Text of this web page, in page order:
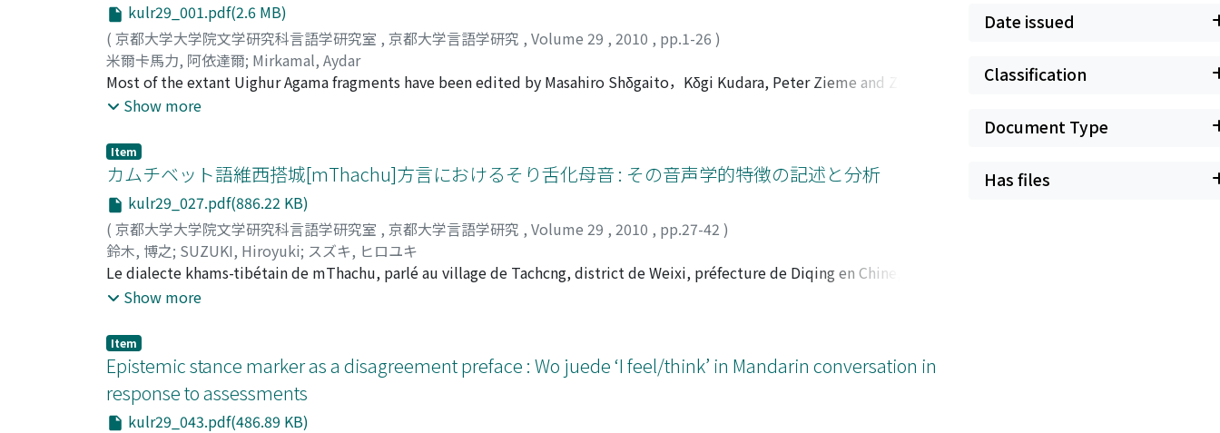
kulr29_001.pdf(2.6 MB)
( 京都大学大学院文学研究科言語学研究室 , 京都大学言語学研究 , Volume 29 , 2010 , pp.1-26 )
米爾卡馬力, 阿依達爾; Mirkamal, Aydar
Most of the extant Uighur Agama fragments have been edited by Masahiro Shδgaito，Kδgi Kudara, Peter Zieme and Zhang
Tieshan beginning from the 1980s. By my count, the number of published Uighur Agama texts is over 70 and the longest
texts, but in an abbreviated manner. And a11 of them show a certain amount of interlinear glossing with Chinese characters.
Recently 1 found an Uighur Agama text housed at the East Asian Lìbrary and the Gest Col1ecton, Princeton University,
coded as Peald 6b Recto. We identified that text as belonging to the 2300 chapter of Madhyama Agama. The orthographical
features and one of the Chinese characters used date the manuscript to the Yuan Mongol period. Thus, it possibly stems
from the Northem Grottoes of Mogao Caves σka Dunhuang Caves and may have been found by the popular painter Zhang
Daqian, who presented it as a gift to James and Lucy Lo while they were taking photographs of the Dunhuang caves in the
early 1940s. In this paper, we provide a brief survey of published Agama texts and present a textual examination of the
Peald 6b Recto.
Show more
Item
カムチベット語維西搭城[mThachu]方言におけるそり舌化母音 : その音声学的特徴の記述と分析
kulr29_027.pdf(886.22 KB)
( 京都大学大学院文学研究科言語学研究室 , 京都大学言語学研究 , Volume 29 , 2010 , pp.27-42 )
鈴木, 博之; SUZUKI, Hiroyuki; スズキ, ヒロユキ
Le dialecte khams-tibétain de mThachu, parlé au village de Tachcng, district de Weixi, préfecture de Diqing en Chine,
possède systématiquemellt une voyelle rétroflexe. Cet article présente des exemples de la voyelle rétroflexe avec une
comme une aniculation secondaire vocalique selon laquelle la pointe de la langue se cambre contre la position
postalvéolaire ou prépalatale (V-). Il y a aussi dans plusieurs exemples une articulation secondai re double : une voyelle
rétroflexe-vélrui sée (V~v) . L'origine de la voyelle rétroflexe est le son correspondant à la lettre tibétaine ren tant que
consonne centrale et liquide dans la majJorité d'exemples.
Show more
Item
Epistemic stance marker as a disagreement preface : Wo juede ‘I feel/think’ in Mandarin conversation in
response to assessments
kulr29_043.pdf(486.89 KB)
Date issued
Classification
Document Type
Has files